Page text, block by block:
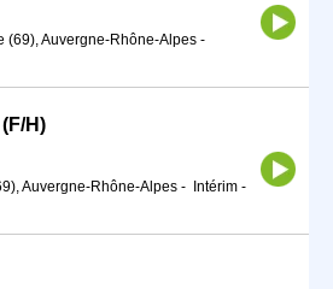
(69), Auvergne-Rhône-Alpes -
H)
Auvergne-Rhône-Alpes - Intérim -